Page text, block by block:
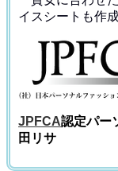
イス シートも作
JPFCA認定パー
田リサ